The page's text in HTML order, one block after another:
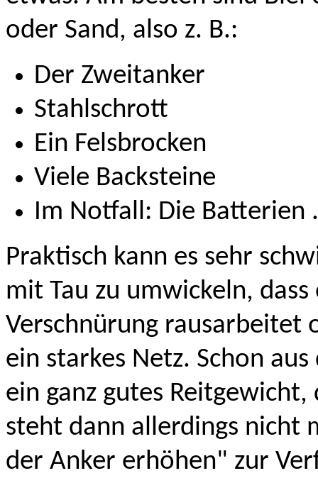
oder Sand, also z. B.:
Der Zweitanker
Stahlschrott
Ein Felsbrocken
Viele Backsteine
Im Notfall: Die Batterien
Praktisch kann es sehr
mit Tau zu umwickeln,
Verschnürung rausarbeitet
ein starkes Netz. Schon
ein ganz gutes
steht dann allerdings nicht
der Anker erhöhen" zur